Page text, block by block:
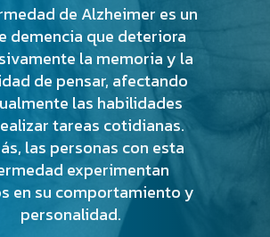
de Alzheimer es un
demencia que deteriora
la memoria y la
de pensar, afectando
las habilidades
tareas cotidianas.
las personas con esta
experimentan
en su comportamiento y
personalidad.